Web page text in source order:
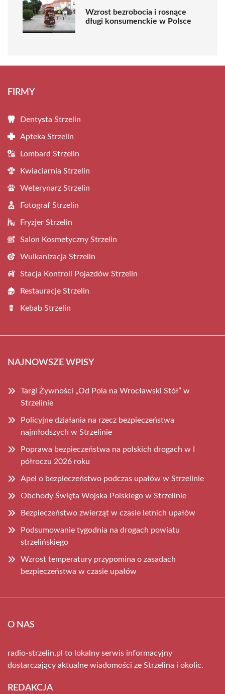
Wzrost bezrobocia i rosnące
długi konsumenckie w Polsce
FIRMY
Dentysta Strzelin
Apteka Strzelin
Lombard Strzelin
Kwiaciarnia Strzelin
Weterynarz Strzelin
Fotograf Strzelin
Fryzjer Strzelin
Salon Kosmetyczny Strzelin
Wulkanizacja Strzelin
Stacja Kontroli Pojazdów Strzelin
Restauracje Strzelin
Kebab Strzelin
NAJNOWSZE WPISY
Targi Żywności „Od Pola na Wrocławski Stół” w
Strzelinie
Policyjne działania na rzecz bezpieczeństwa
najmłodszych w Strzelinie
Poprawa bezpieczeństwa na polskich drogach w I
półroczu 2026 roku
Apel o bezpieczeństwo podczas upałów w Strzelinie
Obchody Święta Wojska Polskiego w Strzelinie
Bezpieczeństwo zwierząt w czasie letnich upałów
Podsumowanie tygodnia na drogach powiatu
strzelińskiego
Wzrost temperatury przypomina o zasadach
bezpieczeństwa w czasie upałów
O NAS
radio-strzelin.pl to lokalny serwis informacyjny
dostarczający aktualne wiadomości ze Strzelina i okolic.
REDAKCJA